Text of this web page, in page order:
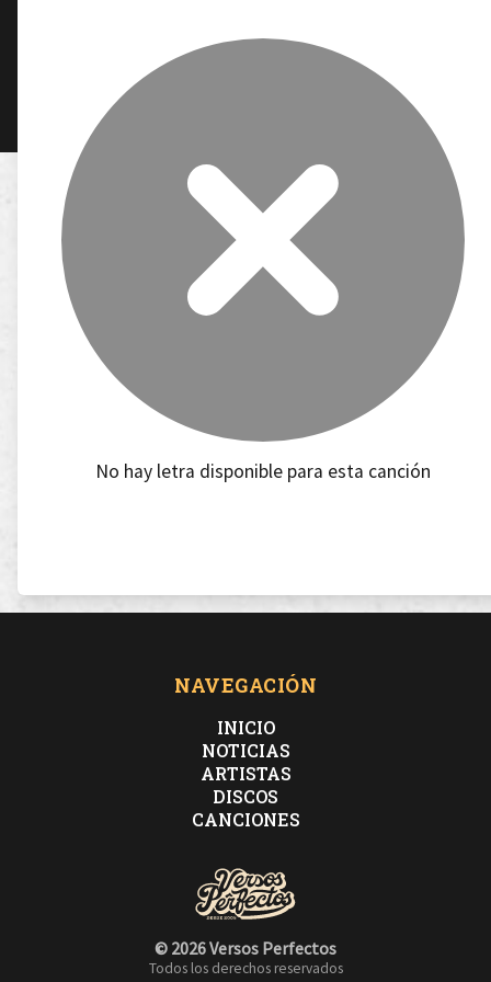
No hay letra disponible para esta canción
NAVEGACIÓN
INICIO
NOTICIAS
ARTISTAS
DISCOS
CANCIONES
© 2026 Versos Perfectos
Todos los derechos reservados